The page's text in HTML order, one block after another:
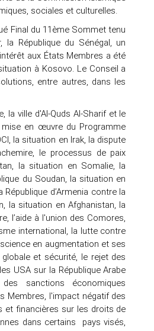
sociales et culturelles.
Final du 11ème Sommet tenu
la République du Sénégal, un
aux États Membres a été
à Kosovo. Le Conseil a
entre autres, dans les
la ville d'Al-Quds Al-Sharif et le
mise en œuvre du Programme
la situation en Irak, la dispute
le processus de paix
la situation en Somalie, la
du Soudan, la situation en
République d’Armenia contre la
la situation en Afghanistan, la
l’aide à l'union des Comores,
international, la lutte contre
en augmentation et ses
et sécurité, le rejet des
USA sur la République Arabe
des sanctions économiques
Membres, l'impact négatif des
et financières sur les droits de
dans certains pays visés,